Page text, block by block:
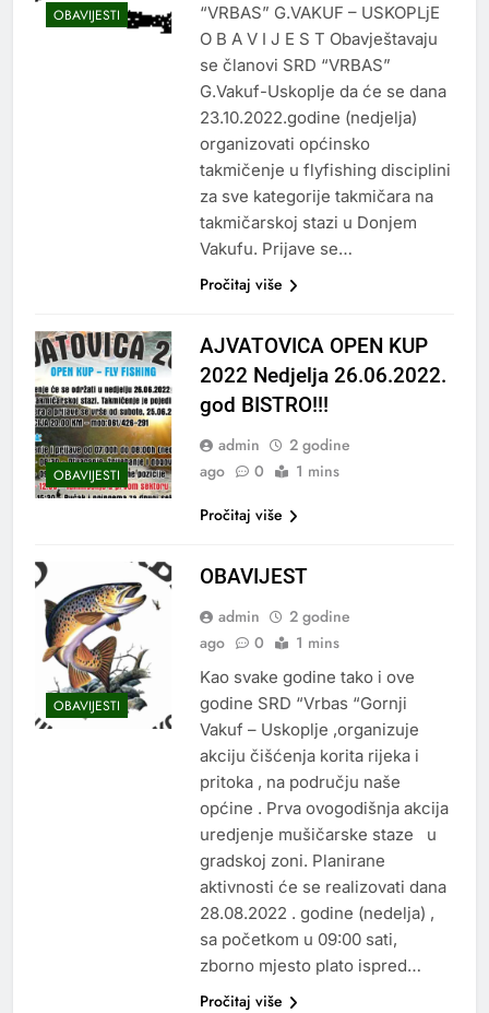
OBAVIJESTI
“VRBAS” G.VAKUF – USKOPLjE
O B A V I J E S T Obavještavaju
se članovi SRD “VRBAS”
G.Vakuf-Uskoplje da će se dana
23.10.2022.godine (nedjelja)
organizovati općinsko
takmičenje u flyfishing disciplini
za sve kategorije takmičara na
takmičarskoj stazi u Donjem
Vakufu. Prijave se…
Pročitaj više
OBAVIJESTI
AJVATOVICA OPEN KUP
2022 Nedjelja 26.06.2022.
god BISTRO!!!
admin
2 godine
ago
0
1 mins
Pročitaj više
OBAVIJESTI
OBAVIJEST
admin
2 godine
ago
0 1 mins
Kao svake godine tako i ove
godine SRD “Vrbas “Gornji
Vakuf – Uskoplje ,organizuje
akciju čišćenja korita rijeka i
pritoka , na području naše
općine . Prva ovogodišnja akcija
uredjenje mušičarske staze u
gradskoj zoni. Planirane
aktivnosti će se realizovati dana
28.08.2022 . godine (nedelja) ,
sa početkom u 09:00 sati,
zborno mjesto plato ispred…
Pročitaj više